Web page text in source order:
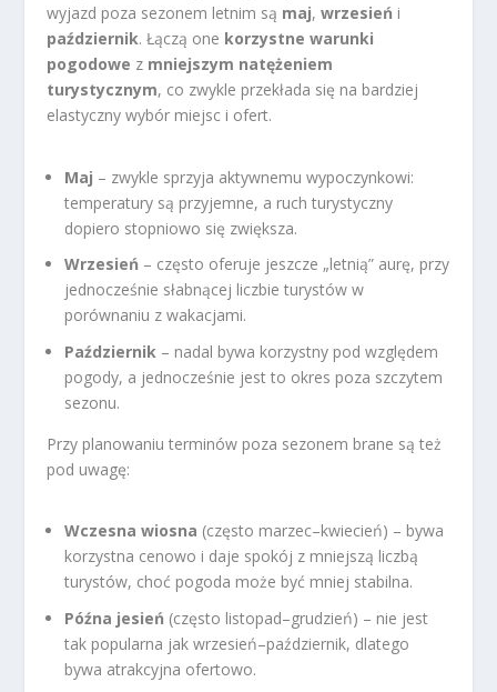
wyjazd poza sezonem letnim są maj,wrzesień i
październik. Łączą one korzystne warunki
pogodowe z mniejszym natężeniem
turystycznym, co zwykle przekłada się na bardziej
elastyczny wybór miejsc i ofert.
Maj – zwykle sprzyja aktywnemu wypoczynkowi:
temperatury są przyjemne, a ruch turystyczny
dopiero stopniowo się zwiększa.
Wrzesień – często oferuje jeszcze „letnią” aurę, przy
jednocześnie słabnącej liczbie turystów w
porównaniu z wakacjami.
Październik – nadal bywa korzystny pod względem
pogody, a jednocześnie jest to okres poza szczytem
sezonu.
Przy planowaniu terminów poza sezonem brane są też
pod uwagę:
Wczesna wiosna (często marzec–kwiecień) – bywa
korzystna cenowo i daje spokój z mniejszą liczbą
turystów, choć pogoda może być mniej stabilna.
Późna jesień (często listopad–grudzień) – nie jest
tak popularna jak wrzesień–październik, dlatego
bywa atrakcyjna ofertowo.